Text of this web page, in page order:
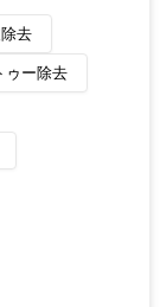
去
ゥー除去